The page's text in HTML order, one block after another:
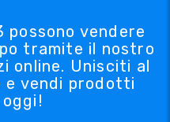
possono vendere
tramite il nostro
online. Unisciti al
e vendi prodotti